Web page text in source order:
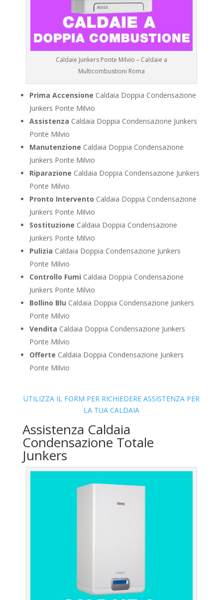
Caldaie Junkers Ponte Milvio – Caldaie a
Multicombustioni Roma
Prima Accensione Caldaia Doppia Condensazione
Junkers Ponte Milvio
Assistenza Caldaia Doppia Condensazione Junkers
Ponte Milvio
Manutenzione Caldaia Doppia Condensazione
Junkers Ponte Milvio
Riparazione Caldaia Doppia Condensazione Junkers
Ponte Milvio
Pronto Intervento Caldaia Doppia Condensazione
Junkers Ponte Milvio
Sostituzione Caldaia Doppia Condensazione
Junkers Ponte Milvio
Pulizia Caldaia Doppia Condensazione Junkers
Ponte Milvio
Controllo Fumi Caldaia Doppia Condensazione
Junkers Ponte Milvio
Bollino Blu Caldaia Doppia Condensazione Junkers
Ponte Milvio
Vendita Caldaia Doppia Condensazione Junkers
Ponte Milvio
Offerte Caldaia Doppia Condensazione Junkers
Ponte Milvio
UTILIZZA IL FORM PER RICHIEDERE ASSISTENZA PER
LA TUA CALDAIA
Assistenza Caldaia
Condensazione Totale
Junkers